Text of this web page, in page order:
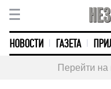
НОВОСТИ ГАЗЕТА
Перейти